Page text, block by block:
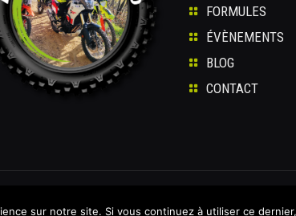
FORMULES
ÉVÈNEMENTS
BLOG
CONTACT
| Mentions légales |RGPD
sur notre site. Si vous continuez à utiliser ce